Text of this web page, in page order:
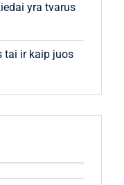
yra tvarus
tai ir kaip juos